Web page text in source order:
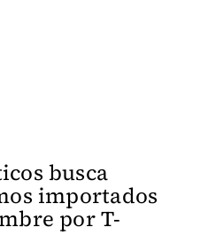
busca
importados
por T-